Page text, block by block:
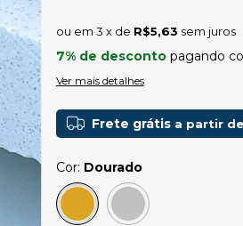
3 x de R$5,63 sem juros
7% de descontopagando
Ver mais detalhes
Frete grátis a partir de
Cor: Dourado